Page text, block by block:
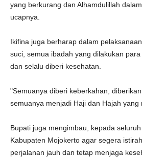
yang berkurang dan Alhamdulillah
ucapnya.
Ikifina juga berharap dalam
suci, semua ibadah yang dilakukan
dan selalu diberi kesehatan.
"Semuanya diberi keberkahan,
semuanya menjadi Haji dan Hajah yang
Bupati juga mengimbau, kepada
Kabupaten Mojokerto agar segera
perjalanan jauh dan tetap menjaga